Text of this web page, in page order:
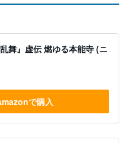
舞』虚伝 燃ゆる本能寺 (ニ
で購入